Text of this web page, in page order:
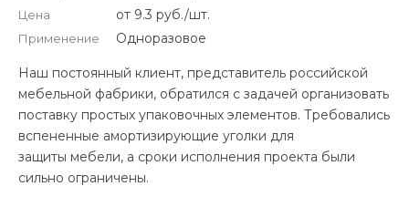
Цена
Применение
от 9.3 руб./шт.
Одноразовое
Наш постоянный клиент, представитель российской
мебельной фабрики, обратился с задачей организовать
поставку простых упаковочных элементов. Требовались
вспененные амортизирующие уголки для
защиты мебели, а сроки исполнения проекта были
сильно ограничены.